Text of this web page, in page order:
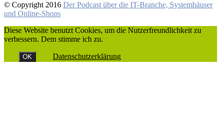
© Copyright 2016 Der Podcast über die IT-Branche, Systemhäuser
und Online-Shops
Diese Website benutzt Cookies, um die Nutzerfreundlichkeit zu
verbessern. Dem stimme ich zu.
OK Datenschutzerklärung